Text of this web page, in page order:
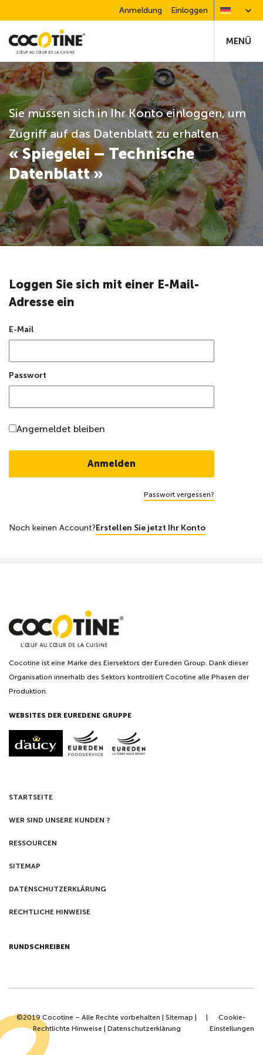
Anmeldung Einloggen
MENÜ
Sie müssen sich in Ihr Konto einloggen, um
Zugriff auf das Datenblatt zu erhalten
« Spiegelei – Technische
Datenblatt »
Loggen Sie sich mit einer E-Mail-
Adresse ein
E-Mail
Passwort
Angemeldet bleiben
Passwort vergessen?
Noch keinen Account?Erstellen Sie jetzt Ihr Konto
Cocotine ist eine Marke des Eiersektors der Eureden Group. Dank dieser
Organisation innerhalb des Sektors kontrolliert Cocotine alle Phasen der
Produktion.
WEBSITES DER EUREDENE GRUPPE
STARTSEITE
WER SIND UNSERE KUNDEN ?
RESSOURCEN
SITEMAP
DATENSCHUTZERKLÄRUNG
RECHTLICHE HINWEISE
RUNDSCHREIBEN
©2019 Cocotine – Alle Rechte vorbehalten | Sitemap
Rechtlichte Hinweise
Datenschutzerklärung
Cookie-
Einstellungen